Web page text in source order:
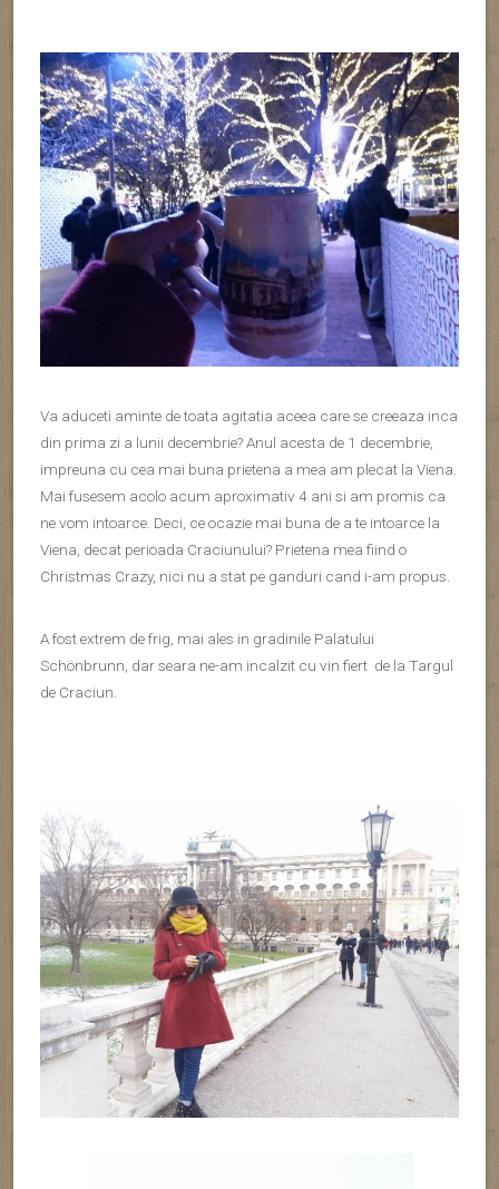
ne vom intoarce. Deci, ce ocazie mai buna de a te intoarce la
Viena, decat perioada Craciunului? Prietena mea fiind o
Christmas Crazy, nici nu a stat pe ganduri cand i-am propus.
A fost extrem de frig, mai ales in gradinile Palatului
Schönbrunn, dar seara ne-am incalzit cu vin fiert de la Targul
de Craciun.